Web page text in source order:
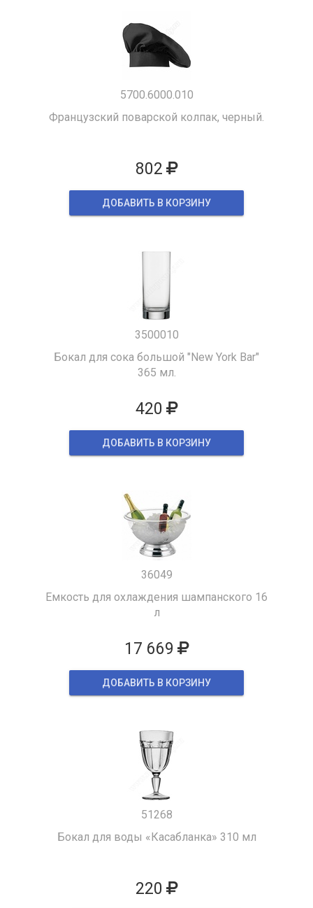
5700.6000.010
Французский поварской колпак, черный.
802
ДОБАВИТЬ В КОРЗИНУ
3500010
Бокал для сока большой "New York Bar"
365 мл.
420
ДОБАВИТЬ В КОРЗИНУ
36049
Емкость для охлаждения шампанского 16
л
17 669
ДОБАВИТЬ В КОРЗИНУ
51268
Бокал для воды «Касабланка» 310 мл
220